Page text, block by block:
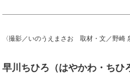
〈撮影／いのうえまさお 取材・文／野崎
早川ちひろ（はやかわ・ちひ